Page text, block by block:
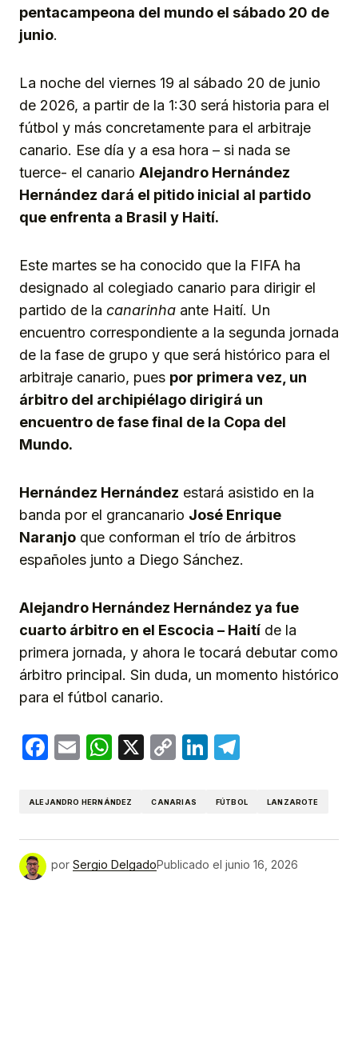
pentacampeona del mundo el sábado 20 de
junio.
La noche del viernes 19 al sábado 20 de junio
de 2026, a partir de la 1:30 será historia para el
fútbol y más concretamente para el arbitraje
canario. Ese día y a esa hora – si nada se
tuerce- el canario Alejandro Hernández
Hernández dará el pitido inicial al partido
que enfrenta a Brasil y Haití.
Este martes se ha conocido que la FIFA ha
designado al colegiado canario para dirigir el
partido de la canarinha ante Haití. Un
encuentro correspondiente a la segunda jornada
de la fase de grupo y que será histórico para el
arbitraje canario, pues por primera vez, un
árbitro del archipiélago dirigirá un
encuentro de fase final de la Copa del
Mundo.
Hernández Hernández estará asistido en la
banda por el grancanario José Enrique
Naranjo que conforman el trío de árbitros
españoles junto a Diego Sánchez.
Alejandro Hernández Hernández ya fue
cuarto árbitro en el Escocia – Haití de la
primera jornada, y ahora le tocará debutar como
árbitro principal. Sin duda, un momento histórico
para el fútbol canario.
Facebook
EmailWhatsApp
X
CopyLinkedIn
ALEJANDRO HERNÁNDEZ CANARIAS FÚTBOL LANZAROTE
por Sergio DelgadoPublicado el junio 16, 2026